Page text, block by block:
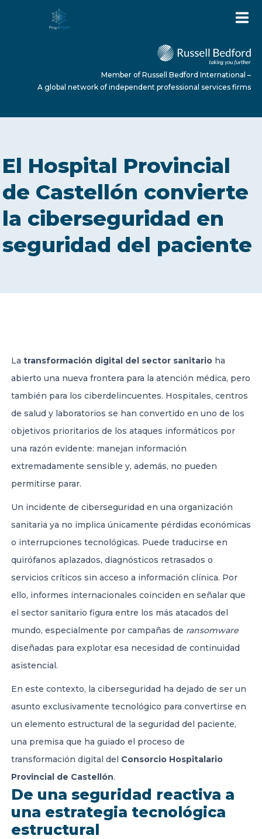
ABOUT US
SERVICES
NEWS
Member of Russell Bedford International –
A global network of independent professional
services firms
Member of Russell Bedford International –
A global network of independent professional services firms
El Hospital Provincial
de Castellón convierte
la ciberseguridad en
seguridad del paciente
La transformación digital del sector sanitario ha
abierto una nueva frontera para la atención médica, pero
también para los ciberdelincuentes. Hospitales, centros
de salud y laboratorios se han convertido en uno de los
objetivos prioritarios de los ataques informáticos por
una razón evidente: manejan información
extremadamente sensible y, además, no pueden
permitirse parar.
Un incidente de ciberseguridad en una organización
sanitaria ya no implica únicamente pérdidas económicas
o interrupciones tecnológicas. Puede traducirse en
quirófanos aplazados, diagnósticos retrasados o
servicios críticos sin acceso a información clínica. Por
ello, informes internacionales coinciden en señalar que
el sector sanitario figura entre los más atacados del
mundo, especialmente por campañas de ransomware
diseñadas para explotar esa necesidad de continuidad
asistencial.
En este contexto, la ciberseguridad ha dejado de ser un
asunto exclusivamente tecnológico para convertirse en
un elemento estructural de la seguridad del paciente,
una premisa que ha guiado el proceso de
transformación digital del Consorcio Hospitalario
Provincial de Castellón.
De una seguridad reactiva a
una estrategia tecnológica
estructural